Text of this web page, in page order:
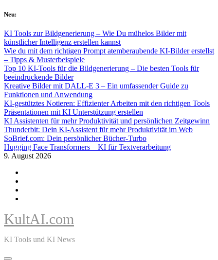
Skip
content
Neu:
KI Tools zur Bildgenerierung – Wie Du mühelos Bilder mit
künstlicher Intelligenz erstellen kannst
Wie du mit dem richtigen Prompt atemberaubende KI-Bilder erstellst
– Tipps & Musterbeispiele
Top 10 KI-Tools für die Bildgenerierung – Die besten Tools für
beeindruckende Bilder
Kreative Bilder mit DALL-E 3 – Ein umfassender Guide zu
Funktionen und Anwendung
KI-gestütztes Notieren: Effizienter Arbeiten mit den richtigen Tools
Präsentationen mit KI Unterstützung erstellen
KI Assistenten für mehr Produktivität und persönlichen Zeitgewinn
Thunderbit: Dein KI-Assistent für mehr Produktivität im Web
SoBrief.com: Dein persönlicher Bücher-Turbo
Hugging Face Transformers – KI für Textverarbeitung
9. August 2026
KultAI.com
KI Tools und KI News